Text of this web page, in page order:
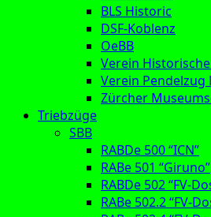
BLS Historic
DSF-Koblenz
OeBB
Verein
Verein Pendelzug
Zürcher
Triebzüge
SBB
RABDe 500 “ICN”
RABe 501 “Giruno”
RABDe 502 “FV-
RABe 502.2 “FV-